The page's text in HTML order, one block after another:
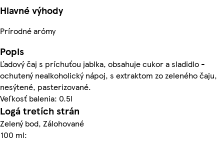
Hlavné výhody
Prírodné arómy
Popis
Ľadový čaj s príchuťou jablka, obsahuje cukor a sladidlo -
ochutený nealkoholický nápoj, s extraktom zo zeleného čaju,
nesýtené, pasterizované.
Veľkosť balenia: 0.5l
Logá tretích strán
Zelený bod, Zálohované
100 ml: